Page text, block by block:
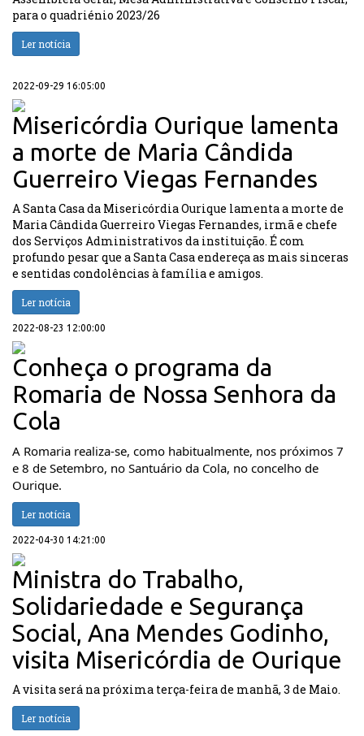
para o quadriénio 2023/26
Ler notícia
2022-09-29 16:05:00
Misericórdia Ourique lamenta
a morte de Maria Cândida
Guerreiro Viegas Fernandes
A Santa Casa da Misericórdia Ourique lamenta a morte de
Maria Cândida Guerreiro Viegas Fernandes, irmã e chefe
dos Serviços Administrativos da instituição. É com
profundo pesar que a Santa Casa endereça as mais sinceras
e sentidas condolências à família e amigos.
Ler notícia
2022-08-23 12:00:00
Conheça o programa da
Romaria de Nossa Senhora da
Cola
A Romaria realiza-se, como habitualmente, nos próximos 7
e 8 de Setembro, no Santuário da Cola, no concelho de
Ourique.
Ler notícia
2022-04-30 14:21:00
Ministra do Trabalho,
Solidariedade e Segurança
Social, Ana Mendes Godinho,
visita Misericórdia de Ourique
A visita será na próxima terça-feira de manhã, 3 de Maio.
Ler notícia